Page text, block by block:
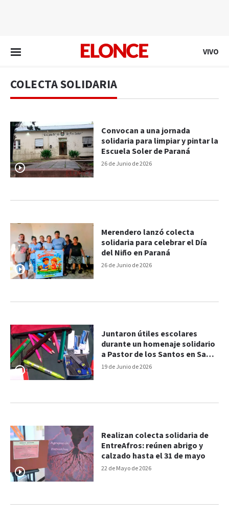
VIVO
COLECTA SOLIDARIA
26 de Junio de 2026
Convocan a una jornada
solidaria para limpiar y pintar la
Escuela Soler de Paraná
26 de Junio de 2026
Merendero lanzó colecta
solidaria para celebrar el Día
del Niño en Paraná
19 de Junio de 2026
Juntaron útiles escolares
durante un homenaje solidario
a Pastor de los Santos en San
Agustín
22 de Mayo de 2026
Realizan colecta solidaria de
EntreAfros: reúnen abrigo y
calzado hasta el 31 de mayo